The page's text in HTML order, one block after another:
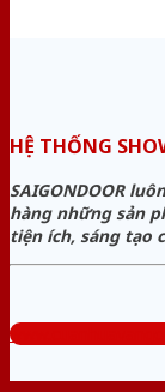
HỆ THỐNG
SAIGONDOOR
hàng những sản
tiện ích, sáng tạo